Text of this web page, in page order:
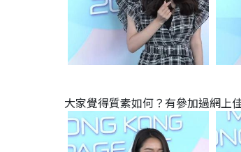
大家覺得質素如何？有參加過網上